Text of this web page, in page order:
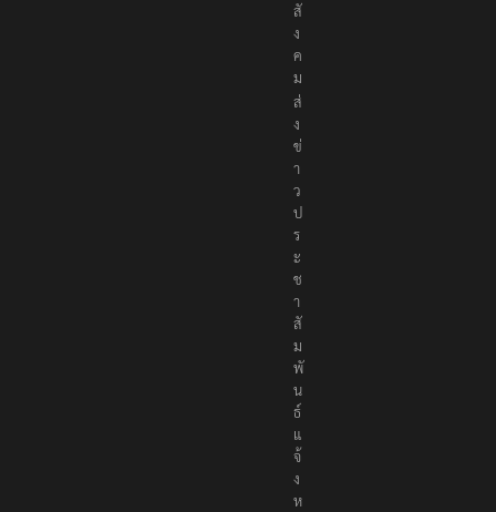
ง
ค
ม
ส่
ง
ข่
า
ว
ป
ร
ะ
ช
า
สั
ม
พั
น
ธ์
แ
จ้
ง
ห
ม